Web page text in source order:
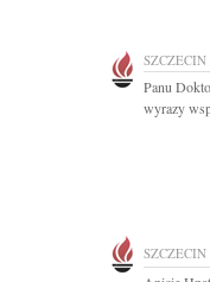
SZCZECIN
Panu
wyrazy
SZCZECIN